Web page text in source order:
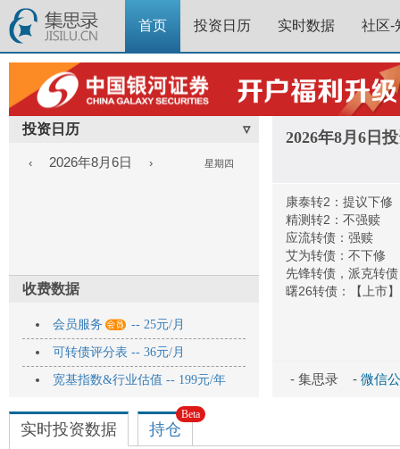
首页 投资日历 实时数据 社区-
投资日历 ▿
‹ 2026年8月6日 › 星期四
收费数据
会员服务  -- 25元/月
可转债评分表 -- 36元/月
宽基指数&行业估值 -- 199元/年
2026年8月6日
康泰转2：提议下修
精测转2：不强赎
应流转债：强赎
艾为转债：不下修
先锋转债，派克转
曙26转债：【上市】
- 集思录 - 微信
实时投资数据 持仓
Beta